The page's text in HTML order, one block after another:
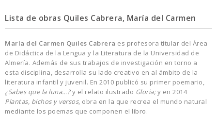
Lista de obras Quiles Cabrera, María del Carmen
María del Carmen Quiles Cabrera es profesora titular del Área
de Didáctica de la Lengua y la Literatura de la Universidad de
Almería. Además de sus trabajos de investigación en torno a
esta disciplina, desarrolla su lado creativo en al ámbito de la
literatura infantil y juvenil. En 2010 publicó su primer poemario,
¿Sabes que la luna…?y el relato ilustrado Gloria;y en 2014
Plantas, bichos y versos, obra en la que recrea el mundo natural
mediante los poemas que componen el libro.